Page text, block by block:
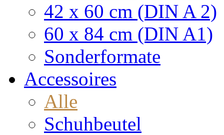
42 x 60 cm (DIN A 2)
60 x 84 cm (DIN A1)
Sonderformate
Accessoires
Alle
Schuhbeutel